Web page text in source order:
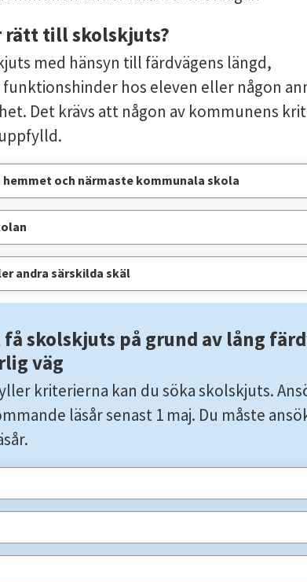
rätt till skolskjuts?
med hänsyn till färdvägens längd,
hos eleven eller någon
Det krävs att någon av kommunens
och närmaste kommunala skola
andra särskilda skäl
skolskjuts på grund av lång
väg
kriterierna kan du söka skolskjuts.
läsår senast 1 maj. Du måste